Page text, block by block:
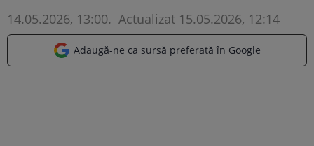
14.05.2026, 13:00. Actualizat 15.05.2026, 12:14
Adaugă-ne ca sursă preferată în Google